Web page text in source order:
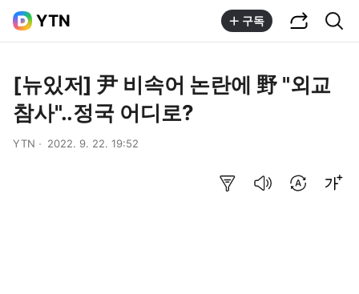
YTN 구독
[뉴있저] 尹 비속어 논란에 野 "외교
참사"..정국 어디로?
YTN 2022. 9. 22. 19:52